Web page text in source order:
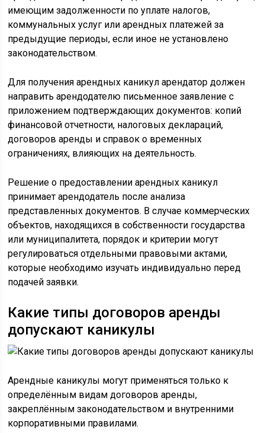
имеющим задолженности по уплате налогов,
коммунальных услуг или арендных платежей за
предыдущие периоды, если иное не установлено
законодательством.
Для получения арендных каникул арендатор должен
направить арендодателю письменное заявление с
приложением подтверждающих документов: копий
финансовой отчетности, налоговых деклараций,
договоров аренды и справок о временных
ограничениях, влияющих на деятельность.
Решение о предоставлении арендных каникул
принимает арендодатель после анализа
представленных документов. В случае коммерческих
объектов, находящихся в собственности государства
или муниципалитета, порядок и критерии могут
регулироваться отдельными правовыми актами,
которые необходимо изучать индивидуально перед
подачей заявки.
Какие типы договоров аренды
допускают каникулы
Арендные каникулы могут применяться только к
определённым видам договоров аренды,
закреплённым законодательством и внутренними
корпоративными правилами.